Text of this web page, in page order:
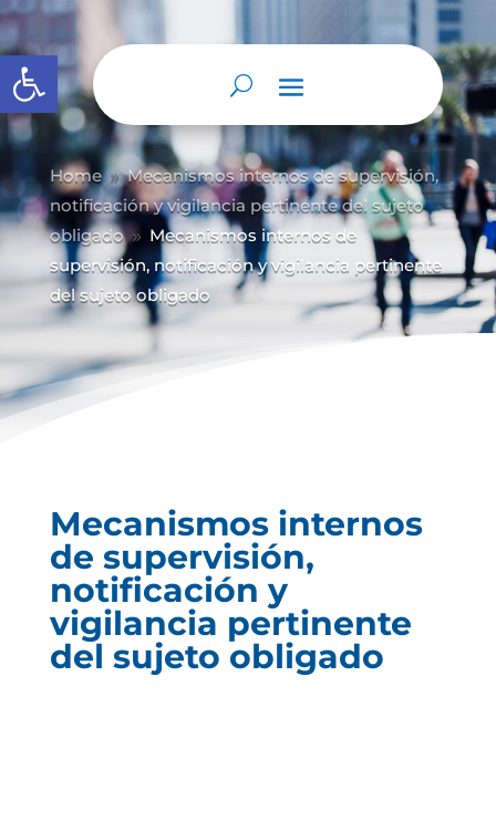
Abrir barra de herramientas
Home 9 Mecanismos internos de supervisión,
notificación y vigilancia pertinente del sujeto
obligado 9 Mecanismos internos de
supervisión, notificación y vigilancia pertinente
del sujeto obligado
Mecanismos internos
de supervisión,
notificación y
vigilancia pertinente
del sujeto obligado